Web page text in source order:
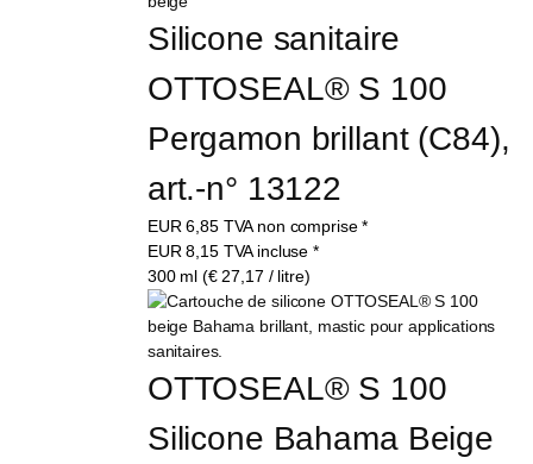
Silicone sanitaire
OTTOSEAL® S 100
Pergamon brillant (C84),
art.-n° 13122
EUR6,85 TVA non comprise *
EUR8,15 TVA incluse *
300 ml (€ 27,17 / litre)
OTTOSEAL® S 100
Silicone Bahama Beige